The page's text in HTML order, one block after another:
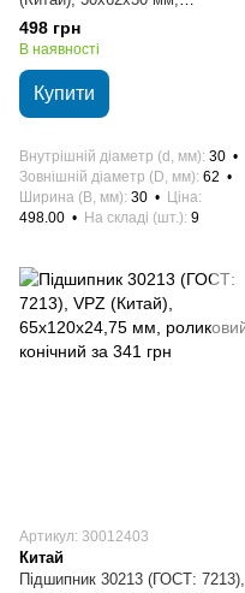
кульковий радіально-упорний
498 грн
В наявності
Купити
Внутрішній діаметр (d, мм) 30
Зовнішній діаметр (D, мм) 62
Ширина (B, мм) 30
Ціна
498.00
На складі (шт.) 9
Артикул: 30012403
Китай
Підшипник 30213 (ГОСТ: 7213),